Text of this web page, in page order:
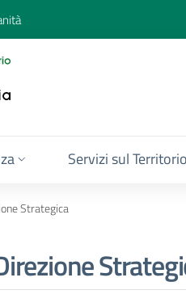
Servizi sul Territorio
Strategica